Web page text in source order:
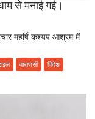
से मनाई गई।
महर्षि कश्यप आश्रम में
वाराणसी
विदेश